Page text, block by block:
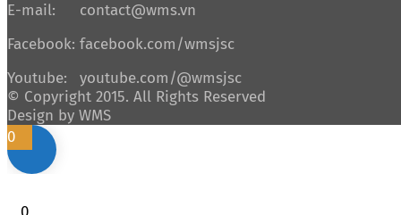
E-mail:
contact@wms.vn
Facebook: facebook.com/wmsjsc
Youtube:
youtube.com/@wmsjsc
© Copyright 2015. All Rights Reserved
Design by WMS
0